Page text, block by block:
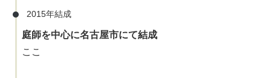
2015年結成
庭師を中心に名古屋市にて結成
ここ